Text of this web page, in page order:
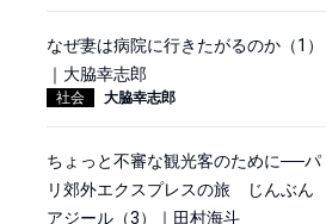
なぜ妻は病院に行きたがるのか（1）
｜大脇幸志郎
社会 大脇幸志郎
ちょっと不審な観光客のために──パ
リ郊外エクスプレスの旅 じんぶん
アジール（3）｜田村海斗